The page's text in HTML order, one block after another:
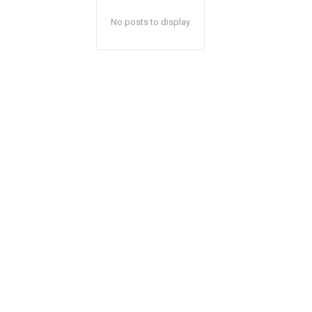
No posts to display